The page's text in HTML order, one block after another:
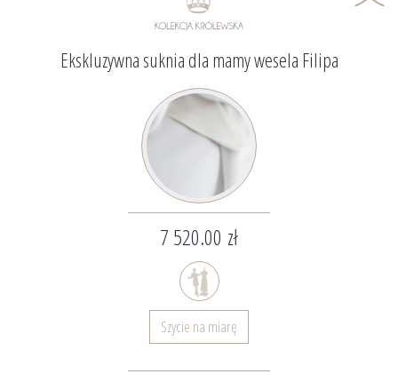
Ekskluzywna suknia dla mamy wesela Filipa
7 520.00 zł
Szycie na miarę